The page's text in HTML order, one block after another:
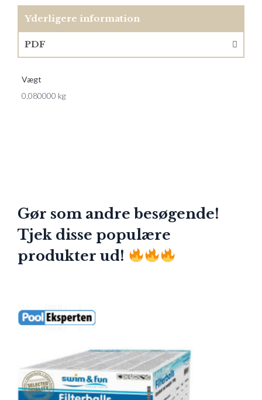
Yderligere information
PDF
Vægt
0,080000 kg
Gør som andre besøgende!
Tjek disse populære
produkter ud!